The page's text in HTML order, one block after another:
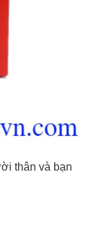
thân và bạn